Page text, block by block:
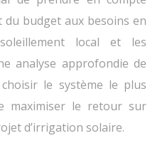
budget aux besoins en
local et les
analyse approfondie de
le système le plus
maximiser le retour sur
d’irrigation solaire.